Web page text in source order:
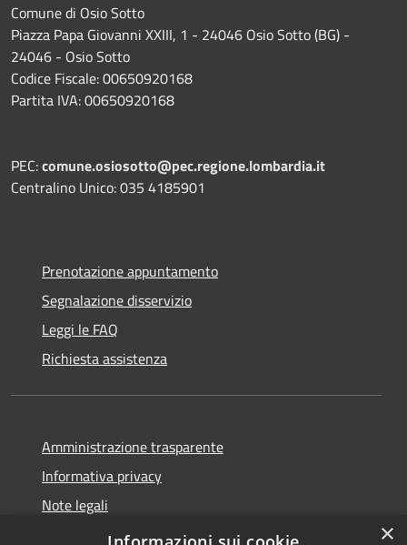
Comune di Osio Sotto
Piazza Papa Giovanni XXIII, 1 - 24046 Osio Sotto (BG) -
24046 - Osio Sotto
Codice Fiscale: 00650920168
Partita IVA: 00650920168
PEC:comune.osiosotto@pec.regione.lombardia.it
Centralino Unico: 035 4185901
Prenotazione appuntamento
Segnalazione disservizio
Leggi le FAQ
Richiesta assistenza
Amministrazione trasparente
Informativa privacy
Note legali
Dichiarazione di accessibilità 2025
×